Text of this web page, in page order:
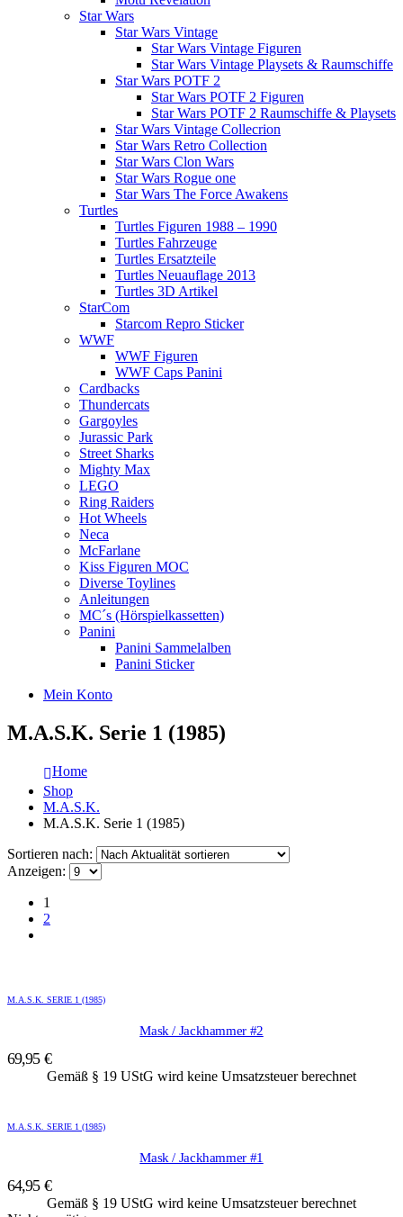
Star Wars
Star Wars Vintage
Star Wars Vintage Figuren
Star Wars Vintage Playsets & Raumschiffe
Star Wars POTF 2
Star Wars POTF 2 Figuren
Star Wars POTF 2 Raumschiffe & Playsets
Star Wars Vintage Collecrion
Star Wars Retro Collection
Star Wars Clon Wars
Star Wars Rogue one
Star Wars The Force Awakens
Turtles
Turtles Figuren 1988 – 1990
Turtles Fahrzeuge
Turtles Ersatzteile
Turtles Neuauflage 2013
Turtles 3D Artikel
StarCom
Starcom Repro Sticker
WWF
WWF Figuren
WWF Caps Panini
Cardbacks
Thundercats
Gargoyles
Jurassic Park
Street Sharks
Mighty Max
LEGO
Ring Raiders
Hot Wheels
Neca
McFarlane
Kiss Figuren MOC
Diverse Toylines
Anleitungen
MC´s (Hörspielkassetten)
Panini
Panini Sammelalben
Panini Sticker
Mein Konto
M.A.S.K. Serie 1 (1985)
Home
Shop
M.A.S.K.
M.A.S.K. Serie 1 (1985)
Sortieren nach:
Anzeigen:
1
2
M.A.S.K. SERIE 1 (1985)
Mask / Jackhammer #2
69,95 €
Gemäß § 19 UStG wird keine Umsatzsteuer berechnet
M.A.S.K. SERIE 1 (1985)
Mask / Jackhammer #1
64,95 €
Gemäß § 19 UStG wird keine Umsatzsteuer berechnet